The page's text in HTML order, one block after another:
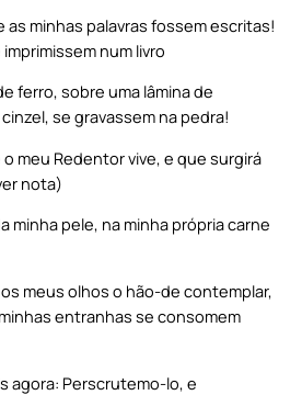
as minhas palavras fossem escritas!
num livro
ferro, sobre uma lâmina de
se gravassem na pedra!
meu Redentor vive, e que surgirá
nota)
minha pele, na minha própria carne
meus olhos o hão-de contemplar,
entranhas se consomem
agora: Perscrutemo-lo, e